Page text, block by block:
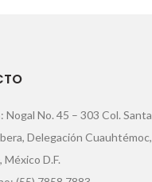
No. 45 – 303 Col. Santa
Delegación Cuauhtémoc,
México D.F.